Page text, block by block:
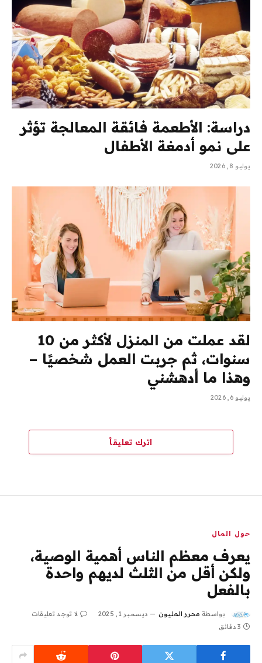
دراسة: الأطعمة فائقة المعالجة تؤثر
على نمو أدمغة الأطفال
يوليو 8, 2026
لقد عملت من المنزل لأكثر من 10
سنوات، ثم جربت العمل شخصيًا –
وهذا ما أدهشني
يوليو 6, 2026
اترك تعليقاً
حول المال
يعرف معظم الناس أهمية الوصية،
ولكن أقل من الثلث لديهم واحدة
بالفعل
بواسطة محرر المليون ديسمبر 1, 2025
لا توجد تعليقات
3 دقائق